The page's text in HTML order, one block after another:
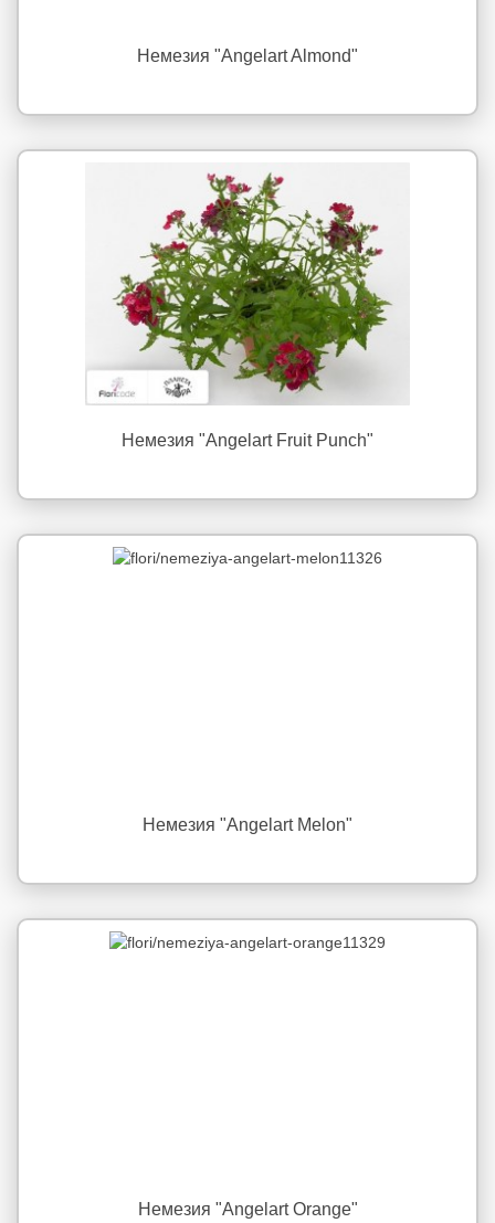
Немезия "Angelart Almond"
Немезия "Angelart Fruit Punch"
Немезия "Angelart Melon"
Немезия "Angelart Orange"